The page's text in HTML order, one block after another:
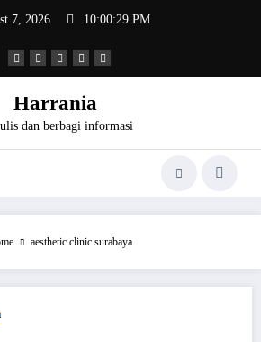
7, 2026 10:00:29 PM
Harrania
dan berbagi informasi
aesthetic clinic surabaya